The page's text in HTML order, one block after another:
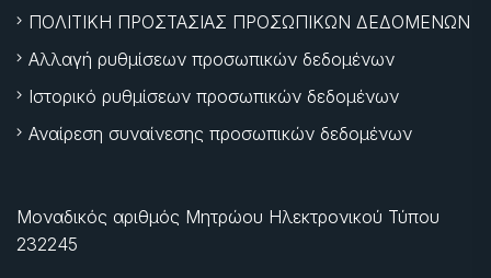
ΠΟΛΙΤΙΚΗ ΠΡΟΣΤΑΣΙΑΣ ΠΡΟΣΩΠΙΚΩΝ ΔΕΔΟΜΕΝΩΝ
Αλλαγή ρυθμίσεων προσωπικών δεδομένων
Ιστορικό ρυθμίσεων προσωπικών δεδομένων
Αναίρεση συναίνεσης προσωπικών δεδομένων
Μοναδικός αριθμός Μητρώου Ηλεκτρονικού Τύπου
232245